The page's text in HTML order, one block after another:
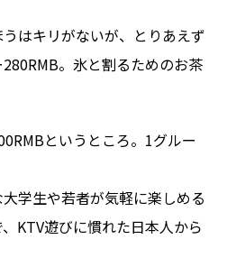
はキリがないが、とりあえず
。氷と割るためのお茶
というところ。1グルー
学生や若者が気軽に楽しめる
KTV遊びに慣れた日本人から